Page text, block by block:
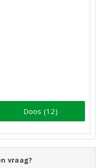
Doos (12)
vraag?